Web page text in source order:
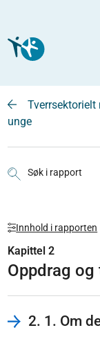
unge
Søk i rapport
Innhold i rapporten
Kapittel 2
Oppdrag
2. 1. Om